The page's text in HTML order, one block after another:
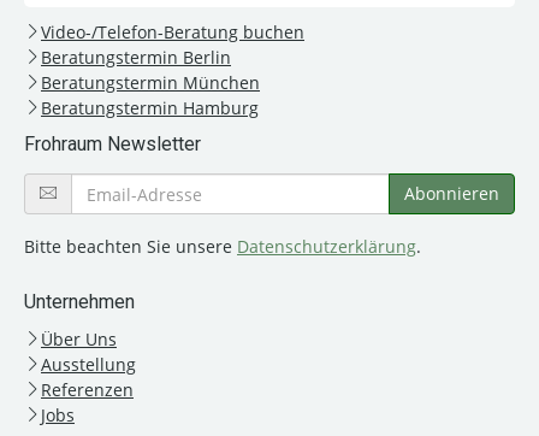
Video-/Telefon-Beratung buchen
Beratungstermin Berlin
Beratungstermin München
Beratungstermin Hamburg
Frohraum Newsletter
Bitte beachten Sie unsere Datenschutzerklärung.
Unternehmen
Über Uns
Ausstellung
Referenzen
Jobs